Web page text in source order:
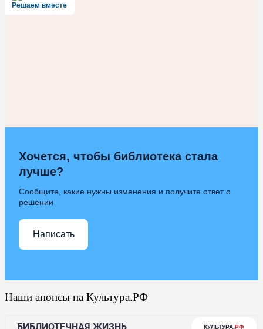
Решаем вместе
Хочется, чтобы библиотека стала
лучше?
Сообщите, какие нужны изменения и получите ответ о
решении
Написать
Наши анонсы на Культура.РФ